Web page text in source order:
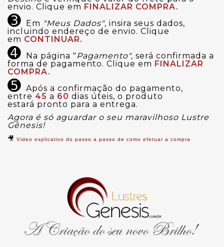
envio. Clique em FINALIZAR COMPRA.
➌ Em "Meus Dados", insira seus dados,
incluindo endereço de envio. Clique
em CONTINUAR.
➍ Na página " Pagamento", será confirmada a
forma de pagamento. Clique em FINALIZAR
COMPRA.
➎ Após a confirmação do pagamento,
entre 45 a 60 dias úteis, o produto
estará pronto para a entrega.
Agora é só aguardar o seu maravilhoso Lustre
Gênesis!
🎥 Video explicativo do passo a passo de como efetuar a compra